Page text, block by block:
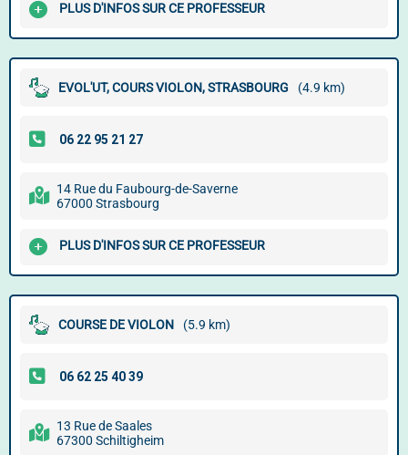
PLUS D'INFOS SUR CE PROFESSEUR
EVOL'UT, COURS VIOLON, STRASBOURG (4.9 km)
14 Rue du Faubourg-de-Saverne
67000 Strasbourg
PLUS D'INFOS SUR CE PROFESSEUR
COURSE DE VIOLON (5.9 km)
13 Rue de Saales
67300 Schiltigheim